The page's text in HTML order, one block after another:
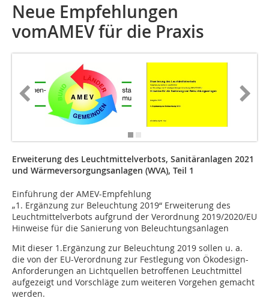
Neue Empfehlungen
vomAMEV für die Praxis
Erweiterung des Leuchtmittelverbots, Sanitäranlagen 2021
und Wärmeversorgungsanlagen (WVA), Teil 1
Einführung der AMEV-Empfehlung
„1. Ergänzung zur Beleuchtung 2019“ Erweiterung des
Leuchtmittelverbots aufgrund der Verordnung 2019/2020/EU
Hinweise für die Sanierung von Beleuchtungsanlagen
Mit dieser 1.Ergänzung zur Beleuchtung 2019 sollen u. a.
die von der EU-Verordnung zur Festlegung von Ökodesign-
Anforderungen an Lichtquellen betroffenen Leuchtmittel
aufgezeigt und Vorschläge zum weiteren Vorgehen gemacht
werden.